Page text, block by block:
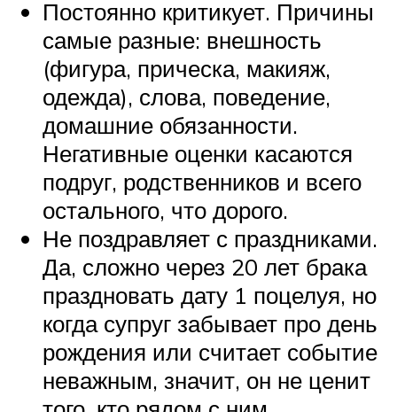
Постоянно критикует. Причины
самые разные: внешность
(фигура, прическа, макияж,
одежда), слова, поведение,
домашние обязанности.
Негативные оценки касаются
подруг, родственников и всего
остального, что дорого.
Не поздравляет с праздниками.
Да, сложно через 20 лет брака
праздновать дату 1 поцелуя, но
когда супруг забывает про день
рождения или считает событие
неважным, значит, он не ценит